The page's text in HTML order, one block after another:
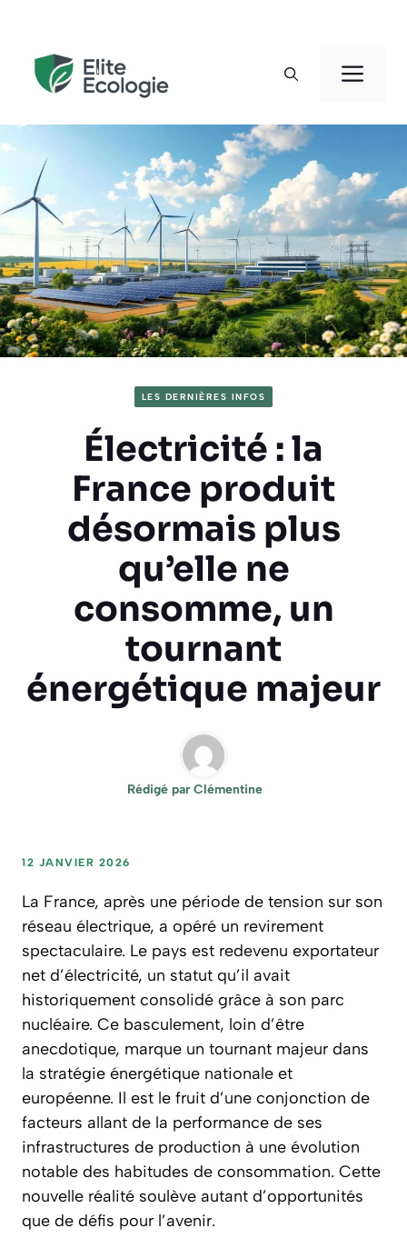
contenu
LES DERNIÈRES INFOS
Électricité : la
France produit
désormais plus
qu’elle ne
consomme, un
tournant
énergétique majeur
Rédigé par Clémentine
12 JANVIER 2026
La France, après une période de tension sur son
réseau électrique, a opéré un revirement
spectaculaire. Le pays est redevenu exportateur
net d’électricité, un statut qu’il avait
historiquement consolidé grâce à son parc
nucléaire. Ce basculement, loin d’être
anecdotique, marque un tournant majeur dans
la stratégie énergétique nationale et
européenne. Il est le fruit d’une conjonction de
facteurs allant de la performance de ses
infrastructures de production à une évolution
notable des habitudes de consommation. Cette
nouvelle réalité soulève autant d’opportunités
que de défis pour l’avenir.